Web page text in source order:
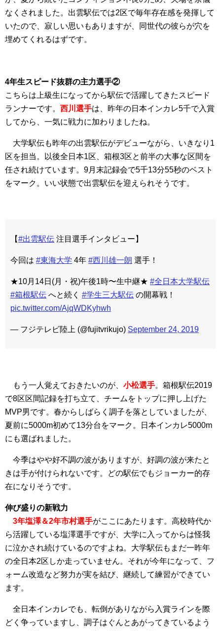
なくされました。出雲駅伝では2区で毎年存在感を発揮して
いたので、寂しい思いもありますが、同世代の彼らが穴を
埋めてくれるはずです。
4年生スピード抜群の主力選手②
こちらは上級生になってから駅伝で活躍してきたスピード
ランナーです。 西川選手は、昨年の日本インカレ5千で入賞
してから、一気に戦力に加わりましたね。
大学駅伝も昨年の出雲駅伝がデビューながら、いきなり1
区を担当。以後全日本1区、箱根3区と前半の大事な区間を
任され続けています。9月末記録会で5千13分55秒のベスト
をマーク。いい状態で出雲駅伝を迎えられそうです。
【#出雲駅伝 注目選手インタビュー】
今回は #東海大学 4年 #西川雄一朗 選手！
★10月14日(月・祝)午後1時〜生中継★ #全日本大学駅伝
#箱根駅伝 へと続く #学生三大駅伝 の開幕戦！
pic.twitter.com/AjqWDKyhwh
— フジテレビ陸上 (@fujitvrikujo) September 24, 2019
もう一人覚えておきたいのが、 小松選手。箱根駅伝2019
で8区区間記録を打ち立て、チームをトップに押し上げた
MVP男です。春からしばらく調子を落としていましたが、
夏前に5000m初めて13分台をマーク。日本インカレ5000m
にも選ばれました。
今季はやや好不調の波がありますが、好調の波が来たと
きは手が付けられないです。どの駅伝でもジョーカー的存
在になりそうです。
伸び盛りの新戦力
3年塩澤＆2年市村選手がここにあたります。高校時代か
ら活躍している塩澤選手ですが、大学に入ってからは怪我
に泣かされ続けているのですよね。大学駅伝もまだ一昨年
の全日本2区しか走っていません。それが今年になって、フ
ォーム改造など努力が実を結び、継続して練習ができてい
ます。
全日本インカレでも、転倒がありながら入賞ラインを際
どく争っていますし、調子はぐんとあがってきているよう